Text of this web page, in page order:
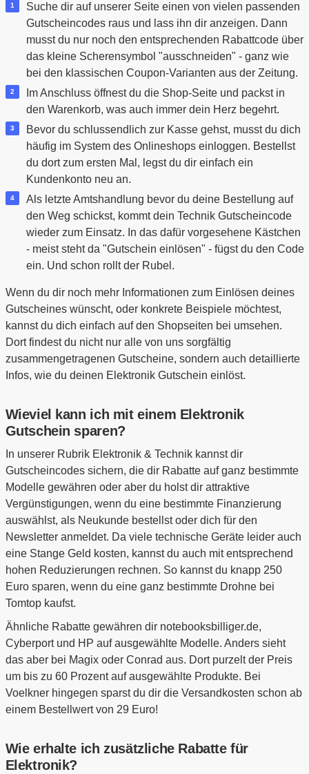
Suche dir auf unserer Seite einen von vielen passenden
Gutscheincodes raus und lass ihn dir anzeigen. Dann
musst du nur noch den entsprechenden Rabattcode über
das kleine Scherensymbol "ausschneiden" - ganz wie
bei den klassischen Coupon-Varianten aus der Zeitung.
Im Anschluss öffnest du die Shop-Seite und packst in
den Warenkorb, was auch immer dein Herz begehrt.
Bevor du schlussendlich zur Kasse gehst, musst du dich
häufig im System des Onlineshops einloggen. Bestellst
du dort zum ersten Mal, legst du dir einfach ein
Kundenkonto neu an.
Als letzte Amtshandlung bevor du deine Bestellung auf
den Weg schickst, kommt dein Technik Gutscheincode
wieder zum Einsatz. In das dafür vorgesehene Kästchen
- meist steht da "Gutschein einlösen" - fügst du den Code
ein. Und schon rollt der Rubel.
Wenn du dir noch mehr Informationen zum Einlösen deines
Gutscheines wünscht, oder konkrete Beispiele möchtest,
kannst du dich einfach auf den Shopseiten bei umsehen.
Dort findest du nicht nur alle von uns sorgfältig
zusammengetragenen Gutscheine, sondern auch detaillierte
Infos, wie du deinen Elektronik Gutschein einlöst.
Wieviel kann ich mit einem Elektronik
Gutschein sparen?
In unserer Rubrik Elektronik & Technik kannst dir
Gutscheincodes sichern, die dir Rabatte auf ganz bestimmte
Modelle gewähren oder aber du holst dir attraktive
Vergünstigungen, wenn du eine bestimmte Finanzierung
auswählst, als Neukunde bestellst oder dich für den
Newsletter anmeldet. Da viele technische Geräte leider auch
eine Stange Geld kosten, kannst du auch mit entsprechend
hohen Reduzierungen rechnen. So kannst du knapp 250
Euro sparen, wenn du eine ganz bestimmte Drohne bei
Tomtop kaufst.
Ähnliche Rabatte gewähren dir notebooksbilliger.de,
Cyberport und HP auf ausgewählte Modelle. Anders sieht
das aber bei Magix oder Conrad aus. Dort purzelt der Preis
um bis zu 60 Prozent auf ausgewählte Produkte. Bei
Voelkner hingegen sparst du dir die Versandkosten schon ab
einem Bestellwert von 29 Euro!
Wie erhalte ich zusätzliche Rabatte für
Elektronik?